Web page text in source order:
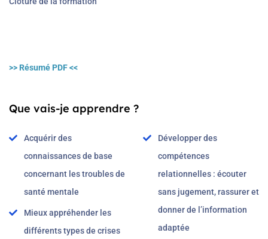
>> Résumé PDF <<
Que vais-je apprendre ?
Acquérir des
connaissances de base
concernant les troubles de
santé mentale
Mieux appréhender les
différents types de crises
Développer des
compétences
relationnelles : écouter
sans jugement, rassurer et
donner de l’information
adaptée